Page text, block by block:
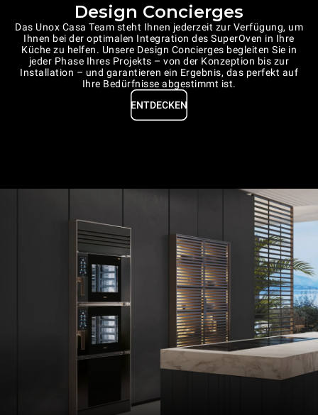
Design Concierges
Das Unox Casa Team steht Ihnen jederzeit zur Verfügung, um
Ihnen bei der optimalen Integration des SuperOven in Ihre
Küche zu helfen. Unsere Design Concierges begleiten Sie in
jeder Phase Ihres Projekts – von der Konzeption bis zur
Installation – und garantieren ein Ergebnis, das perfekt auf
Ihre Bedürfnisse abgestimmt ist.
ENTDECKEN